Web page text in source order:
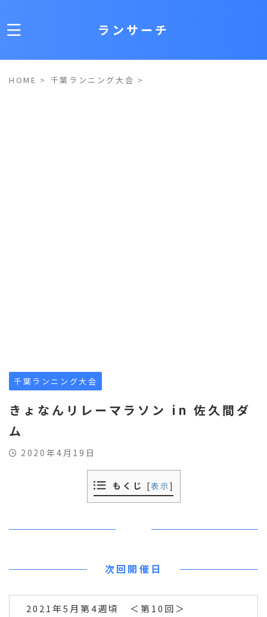
ランサーチ
HOME > 千葉ランニング大会 >
千葉ランニング大会
きょなんリレーマラソン in 佐久間ダ
ム
2020年4月19日
もくじ [表示]
次回開催日
2021年5月第4週頃 ＜第10回＞